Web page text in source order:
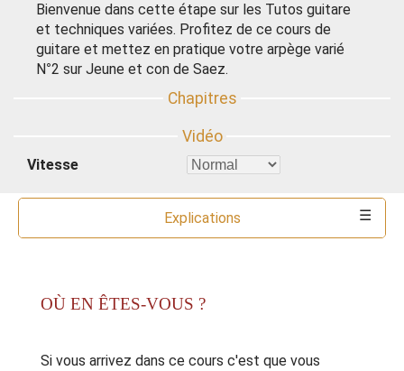
Bienvenue dans cette étape sur les Tutos guitare
et techniques variées. Profitez de ce cours de
guitare et mettez en pratique votre arpège varié
N°2 sur Jeune et con de Saez.
Vitesse
Explications
OÙ EN ÊTES-VOUS ?
Si vous arrivez dans ce cours c'est que vous